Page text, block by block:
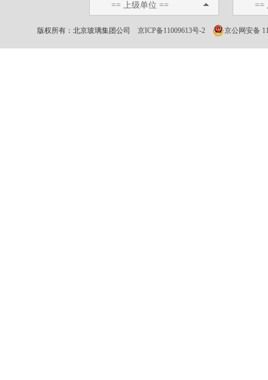
== 上级单位 == ==
版权所有：北京玻璃集团公司 京ICP备11009613号-2 京公网安备